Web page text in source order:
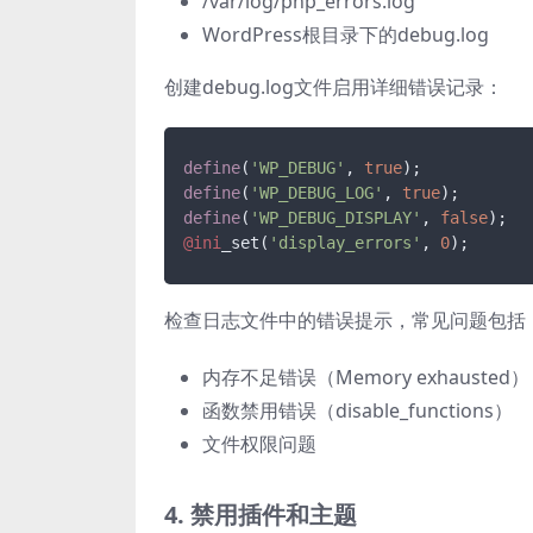
WordPress根目录下的debug.log
创建debug.log文件启用详细错误记录：
define( 'WP_DEBUG' , true
define( 'WP_DEBUG_LOG' , true
define( 'WP_DEBUG_DISPLAY' , false
@ini
_set( 'display_errors' , 0
检查日志文件中的错误提示，常见问题包括
内存不足错误（Memory exhausted）
函数禁用错误（disable_functions）
文件权限问题
4. 禁用插件和主题